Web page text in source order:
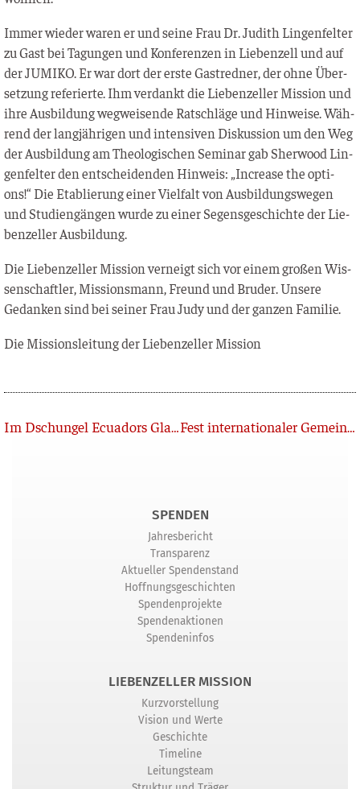
Immer wie­der waren er und sei­ne Frau Dr. Judith Lin­gen­fel­ter
zu Gast bei Tagun­gen und Kon­fe­ren­zen in Lie­ben­zell und auf
der JUMIKO. Er war dort der ers­te Gast­red­ner, der ohne Über­
set­zung refe­rier­te. Ihm ver­dankt die Lie­ben­zel­ler Mis­si­on und
ihre Aus­bil­dung weg­wei­sen­de Rat­schlä­ge und Hin­wei­se. Wäh­
rend der lang­jäh­ri­gen und inten­si­ven Dis­kus­si­on um den Weg
der Aus­bil­dung am Theo­lo­gi­schen Semi­nar gab Sher­wood Lin­
gen­fel­ter den ent­schei­den­den Hin­weis: „Increase the opti­
ons!“ Die Eta­blie­rung einer Viel­falt von Aus­bil­dungs­we­gen
und Stu­di­en­gän­gen wur­de zu einer Segens­ge­schich­te der Lie­
ben­zel­ler Ausbildung.
Die Lie­ben­zel­ler Mis­si­on ver­neigt sich vor einem gro­ßen Wis­
sen­schaft­ler, Mis­si­ons­mann, Freund und Bru­der. Unse­re
Gedan­ken sind bei sei­ner Frau Judy und der gan­zen Familie.
Die Mis­si­ons­lei­tung der Lie­ben­zel­ler Mission
Zurück Im Dschungel Ecuadors Glauben stärken und Gemeinschaft vertiefen Fest internationaler Gemeinden 2026
SPENDEN
Jahresbericht
Transparenz
Aktueller Spendenstand
Hoffnungsgeschichten
Spendenprojekte
Spendenaktionen
Spendeninfos
LIEBENZELLER MISSION
Kurzvorstellung
Vision und Werte
Geschichte
Timeline
Leitungsteam